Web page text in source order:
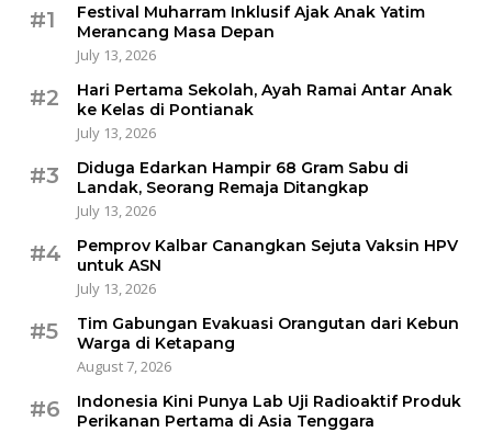
#1
Festival Muharram Inklusif Ajak Anak Yatim
Merancang Masa Depan
July 13, 2026
#2
Hari Pertama Sekolah, Ayah Ramai Antar Anak
ke Kelas di Pontianak
July 13, 2026
#3
Diduga Edarkan Hampir 68 Gram Sabu di
Landak, Seorang Remaja Ditangkap
July 13, 2026
#4
Pemprov Kalbar Canangkan Sejuta Vaksin HPV
untuk ASN
July 13, 2026
#5
Tim Gabungan Evakuasi Orangutan dari Kebun
Warga di Ketapang
August 7, 2026
#6
Indonesia Kini Punya Lab Uji Radioaktif Produk
Perikanan Pertama di Asia Tenggara